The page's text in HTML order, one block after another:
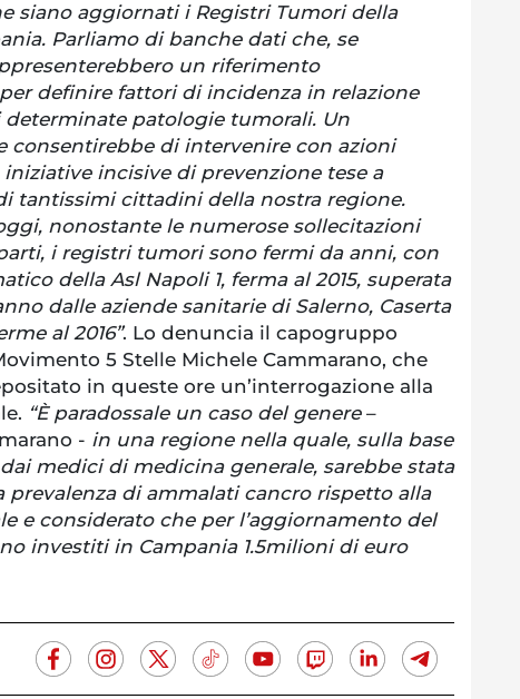
siano aggiornati i Registri Tumori della
Parliamo di banche dati che, se
un riferimento
definire fattori di incidenza in relazione
determinate patologie tumorali. Un
consentirebbe di intervenire con azioni
incisive di prevenzione tese a
tantissimi cittadini della nostra regione.
nonostante le numerose sollecitazioni
i registri tumori sono fermi da anni, con
della Asl Napoli 1, ferma al 2015, superata
dalle aziende sanitarie di Salerno, Caserta
al 2016”. Lo denuncia il capogruppo
5 Stelle Michele Cammarano, che
in queste ore un’interrogazione alla
“È paradossale un caso del genere–
- in una regione nella quale, sulla base
medici di medicina generale, sarebbe stata
prevalenza di ammalati cancro rispetto alla
e considerato che per l’aggiornamento del
investiti in Campania 1.5milioni di euro